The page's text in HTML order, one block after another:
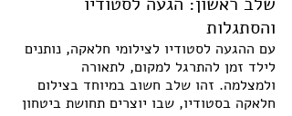
והסתגלות
עם ההגעה לסטודיו לצילומי חלאקה, נותנים
לילד זמן להתרגל למקום, לתאורה
ולמצלמה. זהו שלב חשוב במיוחד בצילום
חלאקה בסטודיו, שבו יוצרים תחושת ביטחון